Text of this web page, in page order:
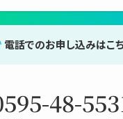
電話でのお申し込みはこ
48-